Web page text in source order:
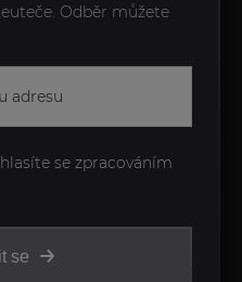
Odběr můžete
se
se zpracováním